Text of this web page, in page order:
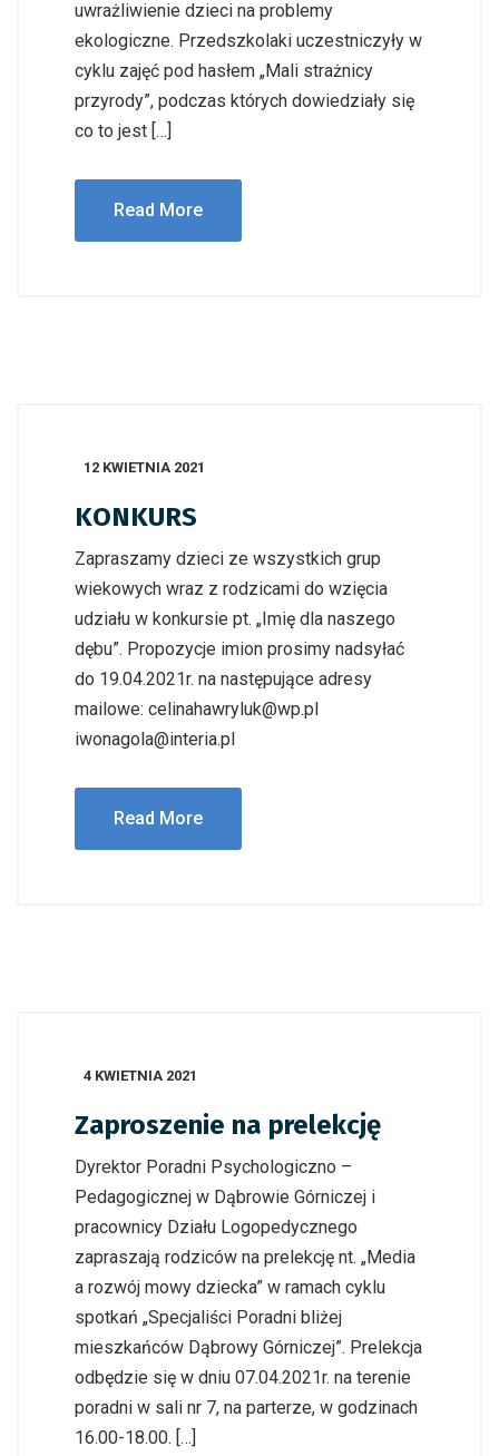
uwrażliwienie dzieci na problemy
ekologiczne. Przedszkolaki uczestniczyły w
cyklu zajęć pod hasłem „Mali strażnicy
przyrody”, podczas których dowiedziały się
co to jest […]
Read More
12 KWIETNIA 2021
KONKURS
Zapraszamy dzieci ze wszystkich grup
wiekowych wraz z rodzicami do wzięcia
udziału w konkursie pt. „Imię dla naszego
dębu”. Propozycje imion prosimy nadsyłać
do 19.04.2021r. na następujące adresy
mailowe: celinahawryluk@wp.pl
iwonagola@interia.pl
Read More
4 KWIETNIA 2021
Zaproszenie na prelekcję
Dyrektor Poradni Psychologiczno –
Pedagogicznej w Dąbrowie Górniczej i
pracownicy Działu Logopedycznego
zapraszają rodziców na prelekcję nt. „Media
a rozwój mowy dziecka” w ramach cyklu
spotkań „Specjaliści Poradni bliżej
mieszkańców Dąbrowy Górniczej”. Prelekcja
odbędzie się w dniu 07.04.2021r. na terenie
poradni w sali nr 7, na parterze, w godzinach
16.00-18.00. […]